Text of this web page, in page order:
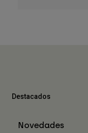
Destacados
Novedades